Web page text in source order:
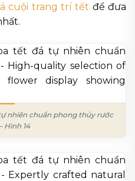
cuội trang trí tết để đưa
nhiên chuẩn phong thủy rước
Hình 14